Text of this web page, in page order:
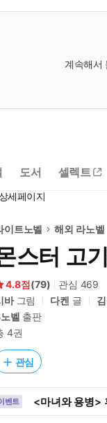
계속해서
도서 셀렉트
세페이지
이트노벨 해외 라노벨
스터 고
4.8 (79) 관심 469
바그림 다켄 글
벨 출판
4권
관심
벤트 <마녀와 용병>